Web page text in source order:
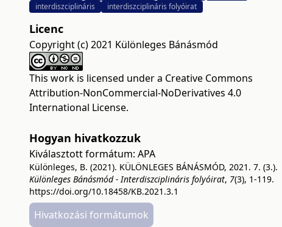
interdiszciplináris
interdiszciplináris folyóirat
Licenc
Copyright (c) 2021 Különleges Bánásmód
This work is licensed under a Creative Commons
Attribution-NonCommercial-NoDerivatives 4.0
International License.
Hogyan hivatkozzuk
Kiválasztott formátum: APA
Különleges, B. (2021). KÜLÖNLEGES BÁNÁSMÓD, 2021. 7. (3.).
Különleges Bánásmód - Interdiszciplináris folyóirat, 7(3), 1-119.
https://doi.org/10.18458/KB.2021.3.1
Hivatkozási formátumok